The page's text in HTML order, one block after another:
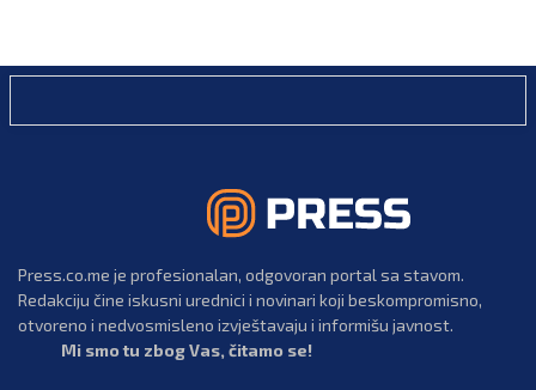
Press.co.me je profesionalan, odgovoran portal sa stavom.
Redakciju čine iskusni urednici i novinari koji beskompromisno,
otvoreno i nedvosmisleno izvještavaju i informišu javnost.
Mi smo tu zbog Vas, čitamo se!